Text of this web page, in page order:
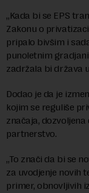
„Kada bi se EPS
Zakonu o
pripalo bivšim i
punoletnim
zadržala bi država
Dodao je da je
kojim se reguliše
značaja,
partnerstvo.
„To znači da bi se
za uvodjenje novih
primer, obnovljivih